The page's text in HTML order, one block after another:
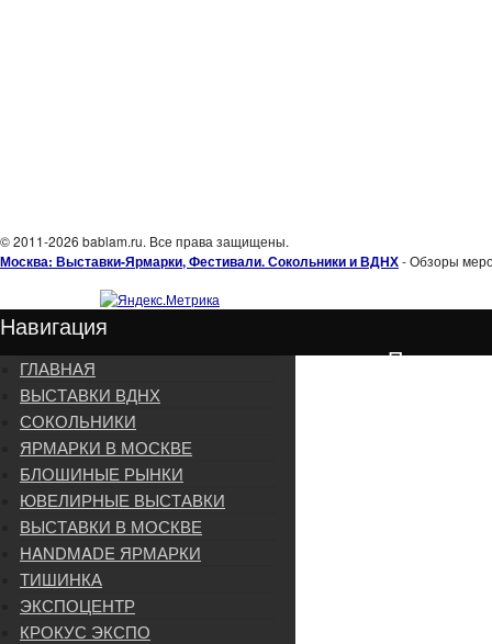
© 2011-2026 bablam.ru. Все права защищены.
Москва: Выставки-Ярмарки, Фестивали. Сокольники и ВДНХ- Обзоры
Навигация
Подписка
ГЛАВНАЯ
ВЫСТАВКИ ВДНХ
СОКОЛЬНИКИ
ЯРМАРКИ В МОСКВЕ
БЛОШИНЫЕ РЫНКИ
ЮВЕЛИРНЫЕ ВЫСТАВКИ
ВЫСТАВКИ В МОСКВЕ
HANDMADE ЯРМАРКИ
ТИШИНКА
ЭКСПОЦЕНТР
КРОКУС ЭКСПО